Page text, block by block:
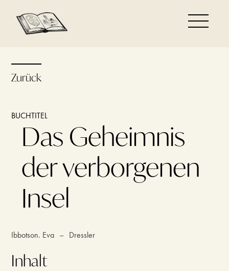
Zurück
BUCHTITEL
Das Geheimnis
der verborgenen
Insel
Ibbotson. Eva – Dressler
Inhalt